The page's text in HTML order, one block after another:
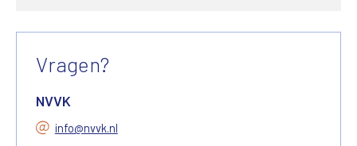
Vragen?
NVVK
info@nvvk.nl